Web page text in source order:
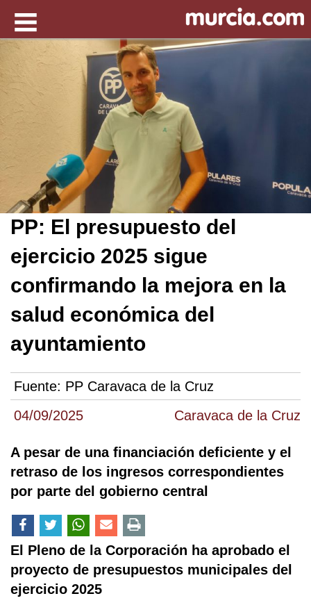
04/09/2025 Caravaca de la Cruz
PP: El presupuesto del
ejercicio 2025 sigue
confirmando la mejora en la
salud económica del
ayuntamiento
Fuente: PP Caravaca de la Cruz
A pesar de una financiación deficiente y el
retraso de los ingresos correspondientes
por parte del gobierno central
El Pleno de la Corporación ha aprobado el
proyecto de presupuestos municipales del
ejercicio 2025